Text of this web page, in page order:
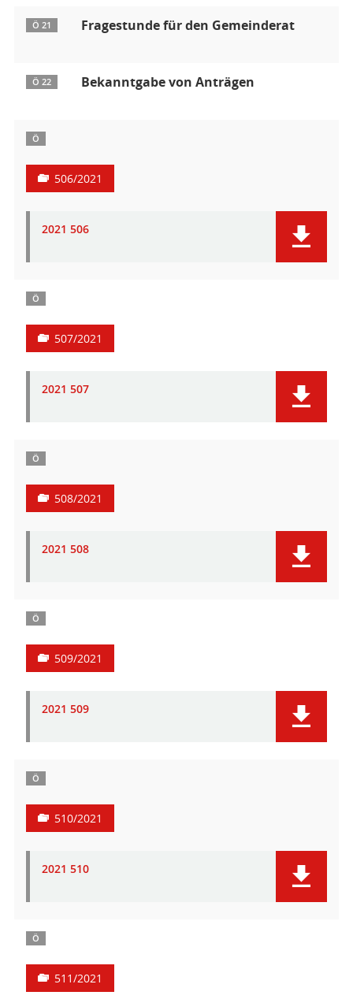
Ö 21 Fragestunde für den Gemeinderat
Ö 22 Bekanntgabe von Anträgen
Ö
506/2021
2021 506
Ö
507/2021
2021 507
Ö
508/2021
2021 508
Ö
509/2021
2021 509
Ö
510/2021
2021 510
Ö
511/2021